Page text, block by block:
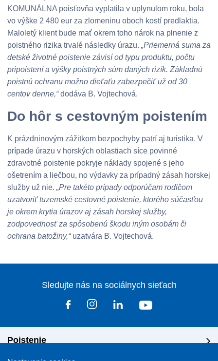
KOMUNÁLNA poisťovňa vyplatila v uplynulom roku, bola
vo výške 2 480 eur za zlomeninu oboch kostí predlaktia.
Maloletý klient bude mať okrem toho nárok na plnenie z
poistného rizika trvalé následky úrazu. „Priemerná suma za
detské životné poistenie závisí od typu produktu, počtu
pripoistení a výšky poistných súm daných rizík. Základnú
poistnú ochranu možno dieťaťu zabezpečiť už od 30
centov denne,“dodáva B. Vojtechová.
Do hôr s cestovným poistením
K prázdninovým zážitkom bezpochyby patrí aj turistika. V
prípade úrazu v horských oblastiach síce povinné
zdravotné poistenie pokryje náklady spojené s jeho
ošetrením a liečbou, no výdavky za prípadný zásah horskej
služby už nie. „Pre takéto prípady odporúčam rodičom
uzatvoriť tuzemské cestovné poistenie, ktorého súčasťou
je okrem krytia úrazov aj zásah horskej služby,
zodpovednosť za spôsobenú škodu iným osobám či
ochrana batožiny,“uzatvára B. Vojtechová.
Sledujte nás na sociálnych sieťach
Poistenie